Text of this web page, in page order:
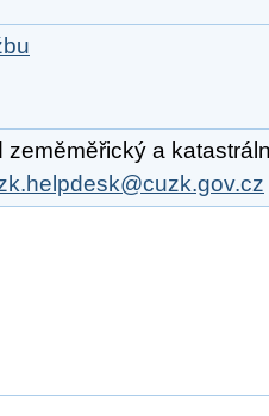
zeměměřický a